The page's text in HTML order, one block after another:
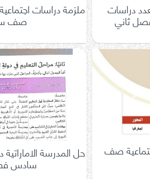
دراسات
ثاني
ملزمة دراسات
صف
صف حل المدرسة
سادس